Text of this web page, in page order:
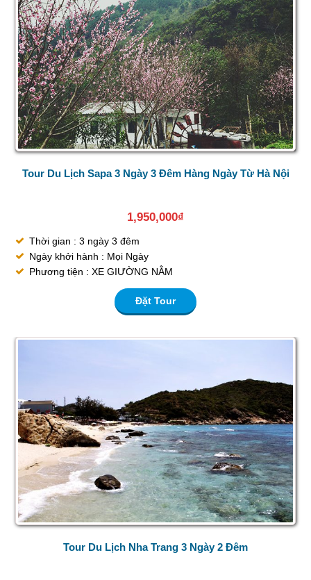
Tour Du Lịch Sapa 3 Ngày 3 Đêm Hàng Ngày Từ Hà Nội
1,950,000₫
Thời gian : 3 ngày 3 đêm
Ngày khởi hành : Mọi Ngày
Phương tiện : XE GIƯỜNG NẰM
Đặt Tour
Tour Du Lịch Nha Trang 3 Ngày 2 Đêm